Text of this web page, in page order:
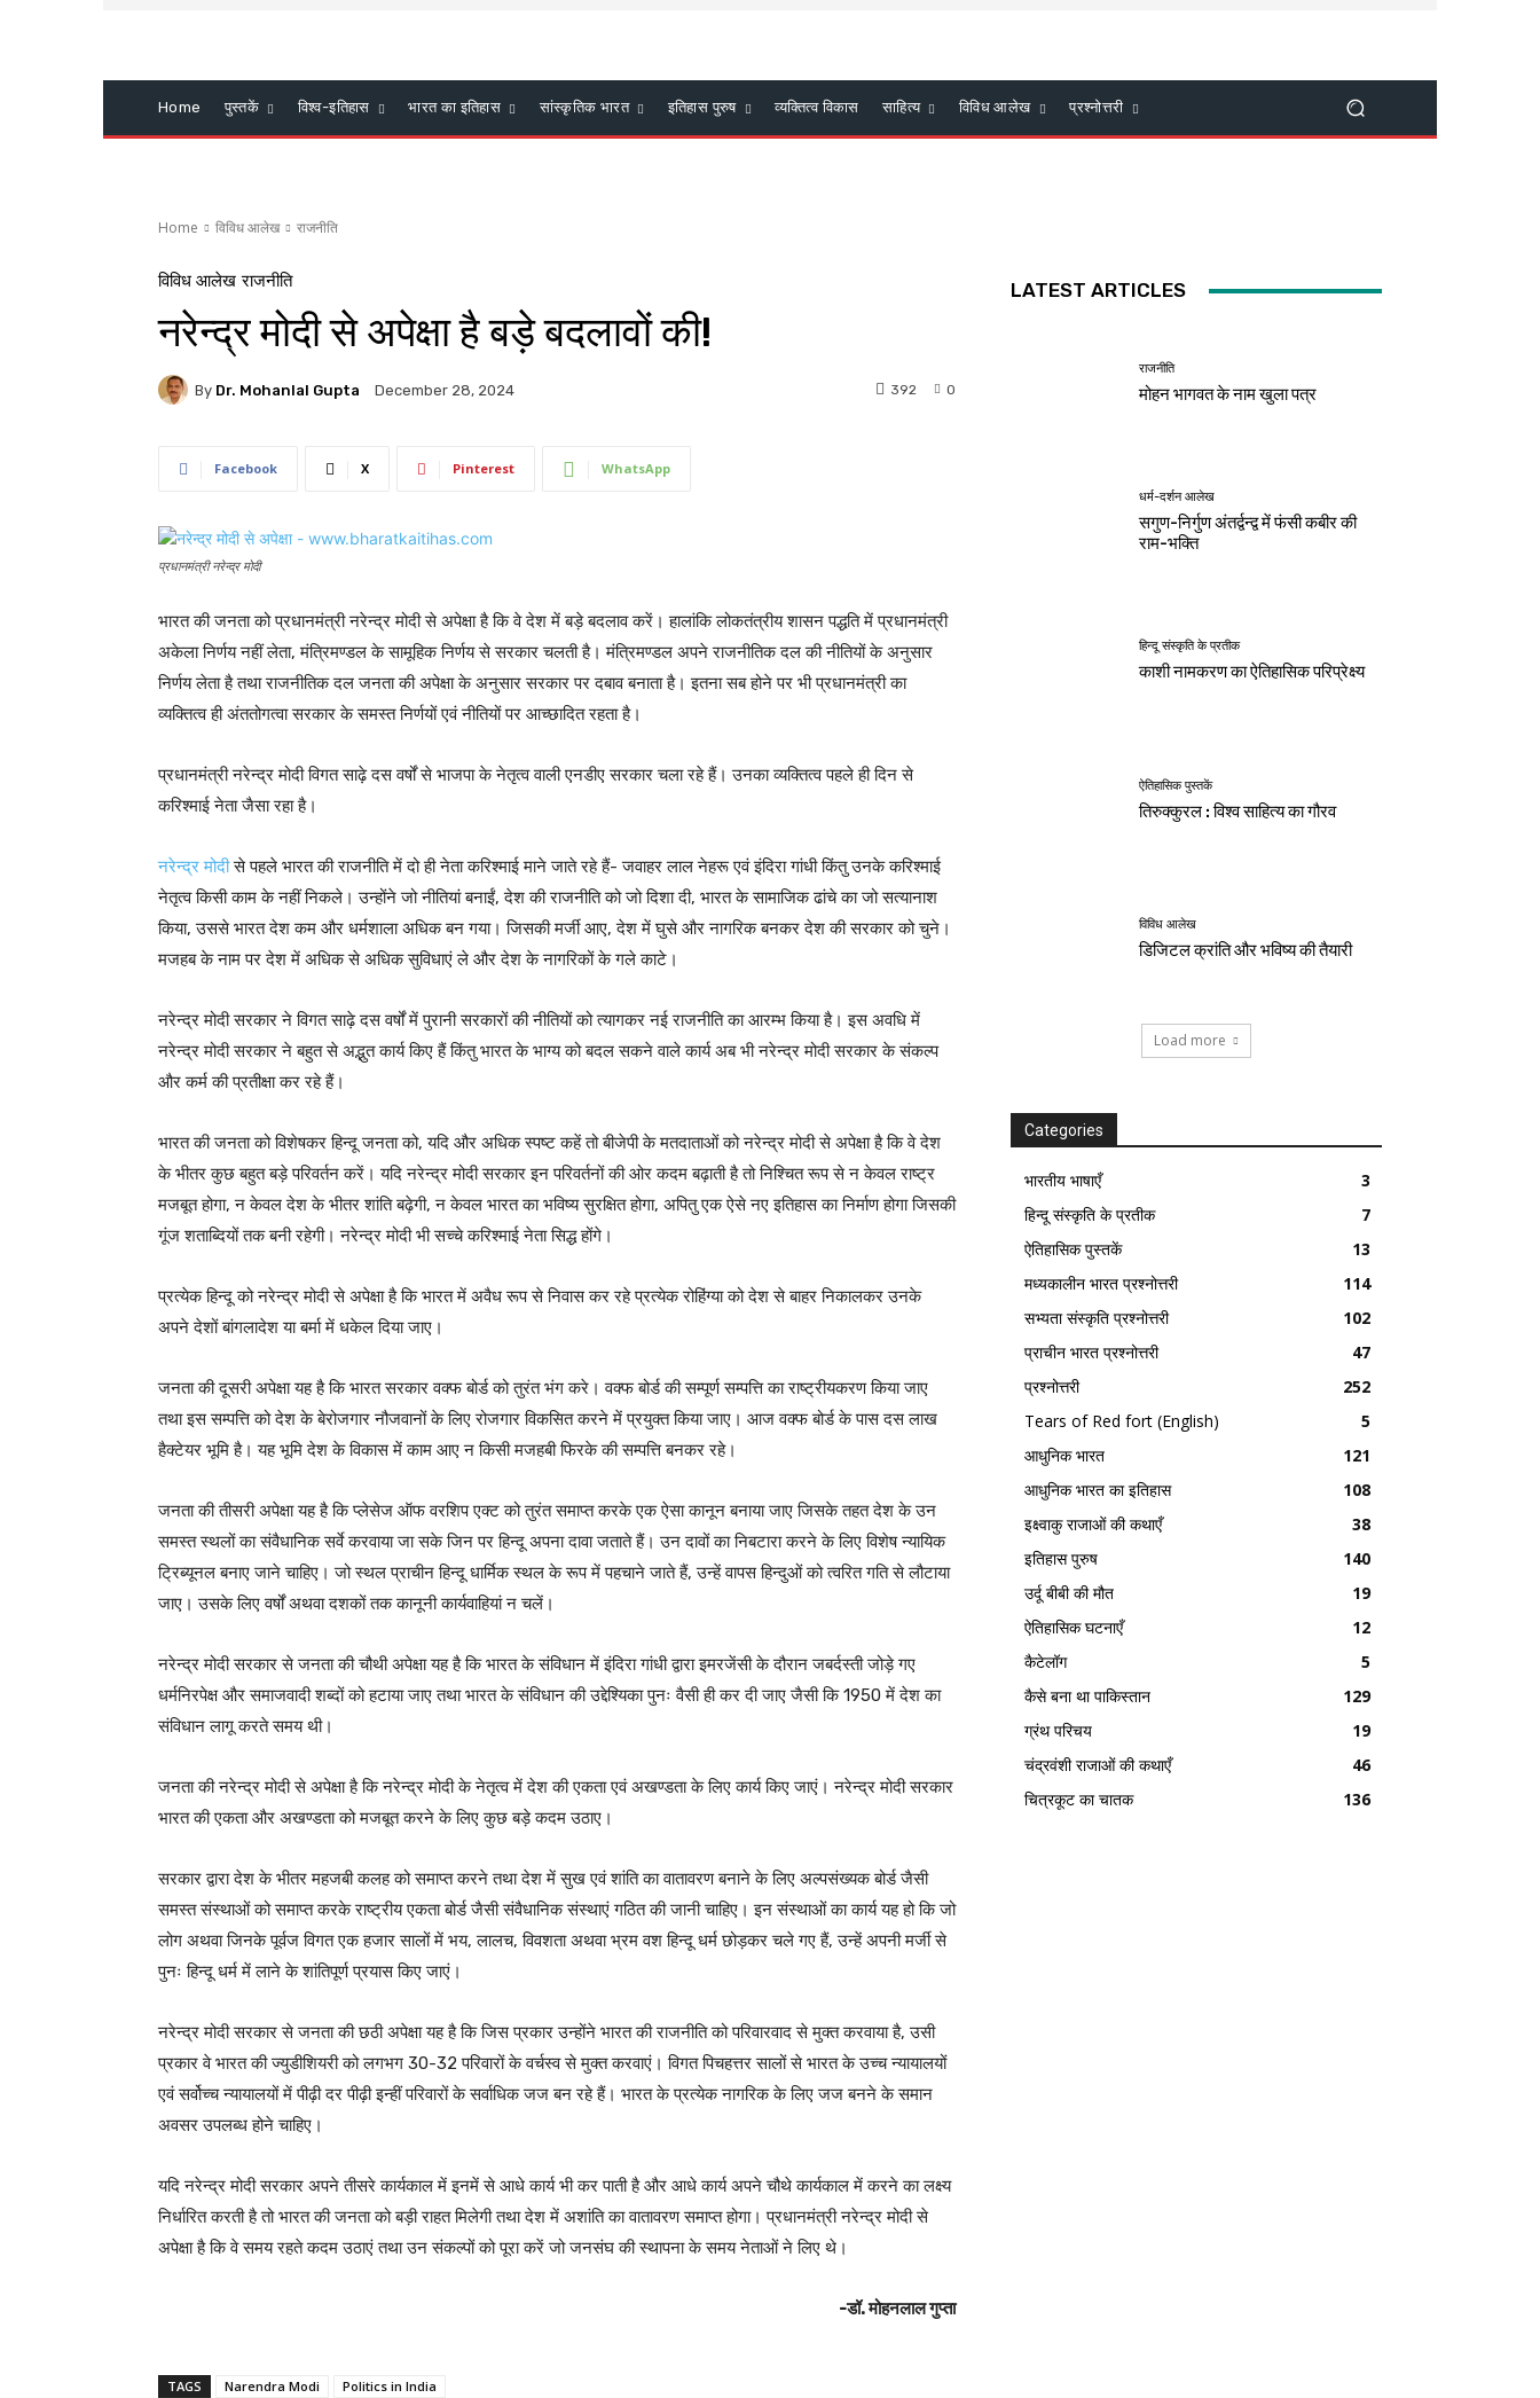
Home पुस्तकें विश्व-इतिहास भारत का इतिहास सांस्कृतिक भारत इतिहास पुरुष व्यक्तित्व विकास साहित्य विविध आलेख प्रश्नोत्तरी
Home विविध आलेख राजनीति
विविध आलेख राजनीति
नरेन्द्र मोदी से अपेक्षा है बड़े बदलावों की!
By Dr. Mohanlal Gupta December 28, 2024 0
392
Facebook X Pinterest WhatsApp
प्रधानमंत्री नरेन्द्र मोदी
भारत की जनता को प्रधानमंत्री नरेन्द्र मोदी से अपेक्षा है कि वे देश में बड़े बदलाव करें। हालांकि लोकतंत्रीय शासन पद्धति में प्रधानमंत्री
अकेला निर्णय नहीं लेता, मंत्रिमण्डल के सामूहिक निर्णय से सरकार चलती है। मंत्रिमण्डल अपने राजनीतिक दल की नीतियों के अनुसार
निर्णय लेता है तथा राजनीतिक दल जनता की अपेक्षा के अनुसार सरकार पर दबाव बनाता है। इतना सब होने पर भी प्रधानमंत्री का
व्यक्तित्व ही अंततोगत्वा सरकार के समस्त निर्णयों एवं नीतियों पर आच्छादित रहता है।
प्रधानमंत्री नरेन्द्र मोदी विगत साढ़े दस वर्षों से भाजपा के नेतृत्व वाली एनडीए सरकार चला रहे हैं। उनका व्यक्तित्व पहले ही दिन से
करिश्माई नेता जैसा रहा है।
नरेन्द्र मोदीसे पहले भारत की राजनीति में दो ही नेता करिश्माई माने जाते रहे हैं- जवाहर लाल नेहरू एवं इंदिरा गांधी किंतु उनके करिश्माई
नेतृत्व किसी काम के नहीं निकले। उन्होंने जो नीतियां बनाईं, देश की राजनीति को जो दिशा दी, भारत के सामाजिक ढांचे का जो सत्यानाश
किया, उससे भारत देश कम और धर्मशाला अधिक बन गया। जिसकी मर्जी आए, देश में घुसे और नागरिक बनकर देश की सरकार को चुने।
मजहब के नाम पर देश में अधिक से अधिक सुविधाएं ले और देश के नागरिकों के गले काटे।
नरेन्द्र मोदी सरकार ने विगत साढ़े दस वर्षों में पुरानी सरकारों की नीतियों को त्यागकर नई राजनीति का आरम्भ किया है। इस अवधि में
नरेन्द्र मोदी सरकार ने बहुत से अद्भुत कार्य किए हैं किंतु भारत के भाग्य को बदल सकने वाले कार्य अब भी नरेन्द्र मोदी सरकार के संकल्प
और कर्म की प्रतीक्षा कर रहे हैं।
भारत की जनता को विशेषकर हिन्दू जनता को, यदि और अधिक स्पष्ट कहें तो बीजेपी के मतदाताओं को नरेन्द्र मोदी से अपेक्षा है कि वे देश
के भीतर कुछ बहुत बड़े परिवर्तन करें। यदि नरेन्द्र मोदी सरकार इन परिवर्तनों की ओर कदम बढ़ाती है तो निश्चित रूप से न केवल राष्ट्र
मजबूत होगा, न केवल देश के भीतर शांति बढ़ेगी, न केवल भारत का भविष्य सुरक्षित होगा, अपितु एक ऐसे नए इतिहास का निर्माण होगा जिसकी
गूंज शताब्दियों तक बनी रहेगी। नरेन्द्र मोदी भी सच्चे करिश्माई नेता सिद्ध होंगे।
प्रत्येक हिन्दू को नरेन्द्र मोदी से अपेक्षा है कि भारत में अवैध रूप से निवास कर रहे प्रत्येक रोहिंग्या को देश से बाहर निकालकर उनके
अपने देशों बांगलादेश या बर्मा में धकेल दिया जाए।
जनता की दूसरी अपेक्षा यह है कि भारत सरकार वक्फ बोर्ड को तुरंत भंग करे। वक्फ बोर्ड की सम्पूर्ण सम्पत्ति का राष्ट्रीयकरण किया जाए
तथा इस सम्पत्ति को देश के बेरोजगार नौजवानों के लिए रोजगार विकसित करने में प्रयुक्त किया जाए। आज वक्फ बोर्ड के पास दस लाख
हैक्टेयर भूमि है। यह भूमि देश के विकास में काम आए न किसी मजहबी फिरके की सम्पत्ति बनकर रहे।
जनता की तीसरी अपेक्षा यह है कि प्लेसेज ऑफ वरशिप एक्ट को तुरंत समाप्त करके एक ऐसा कानून बनाया जाए जिसके तहत देश के उन
समस्त स्थलों का संवैधानिक सर्वे करवाया जा सके जिन पर हिन्दू अपना दावा जताते हैं। उन दावों का निबटारा करने के लिए विशेष न्यायिक
ट्रिब्यूनल बनाए जाने चाहिए। जो स्थल प्राचीन हिन्दू धार्मिक स्थल के रूप में पहचाने जाते हैं, उन्हें वापस हिन्दुओं को त्वरित गति से लौटाया
जाए। उसके लिए वर्षों अथवा दशकों तक कानूनी कार्यवाहियां न चलें।
नरेन्द्र मोदी सरकार से जनता की चौथी अपेक्षा यह है कि भारत के संविधान में इंदिरा गांधी द्वारा इमरजेंसी के दौरान जबर्दस्ती जोड़े गए
धर्मनिरपेक्ष और समाजवादी शब्दों को हटाया जाए तथा भारत के संविधान की उद्देश्यिका पुनः वैसी ही कर दी जाए जैसी कि 1950 में देश का
संविधान लागू करते समय थी।
जनता की नरेन्द्र मोदी से अपेक्षा है कि नरेन्द्र मोदी के नेतृत्व में देश की एकता एवं अखण्डता के लिए कार्य किए जाएं। नरेन्द्र मोदी सरकार
भारत की एकता और अखण्डता को मजबूत करने के लिए कुछ बड़े कदम उठाए।
सरकार द्वारा देश के भीतर महजबी कलह को समाप्त करने तथा देश में सुख एवं शांति का वातावरण बनाने के लिए अल्पसंख्यक बोर्ड जैसी
समस्त संस्थाओं को समाप्त करके राष्ट्रीय एकता बोर्ड जैसी संवैधानिक संस्थाएं गठित की जानी चाहिए। इन संस्थाओं का कार्य यह हो कि जो
लोग अथवा जिनके पूर्वज विगत एक हजार सालों में भय, लालच, विवशता अथवा भ्रम वश हिन्दू धर्म छोड़कर चले गए हैं, उन्हें अपनी मर्जी से
पुनः हिन्दू धर्म में लाने के शांतिपूर्ण प्रयास किए जाएं।
नरेन्द्र मोदी सरकार से जनता की छठी अपेक्षा यह है कि जिस प्रकार उन्होंने भारत की राजनीति को परिवारवाद से मुक्त करवाया है, उसी
प्रकार वे भारत की ज्युडीशियरी को लगभग 30-32 परिवारों के वर्चस्व से मुक्त करवाएं। विगत पिचहत्तर सालों से भारत के उच्च न्यायालयों
एवं सर्वोच्च न्यायालयों में पीढ़ी दर पीढ़ी इन्हीं परिवारों के सर्वाधिक जज बन रहे हैं। भारत के प्रत्येक नागरिक के लिए जज बनने के समान
अवसर उपलब्ध होने चाहिए।
यदि नरेन्द्र मोदी सरकार अपने तीसरे कार्यकाल में इनमें से आधे कार्य भी कर पाती है और आधे कार्य अपने चौथे कार्यकाल में करने का लक्ष्य
निर्धारित करती है तो भारत की जनता को बड़ी राहत मिलेगी तथा देश में अशांति का वातावरण समाप्त होगा। प्रधानमंत्री नरेन्द्र मोदी से
अपेक्षा है कि वे समय रहते कदम उठाएं तथा उन संकल्पों को पूरा करें जो जनसंघ की स्थापना के समय नेताओं ने लिए थे।
-डॉ. मोहनलाल गुप्ता
TAGS Narendra Modi Politics in India
LATEST ARTICLES
राजनीति
मोहन भागवत के नाम खुला पत्र
धर्म-दर्शन आलेख
सगुण-निर्गुण अंतर्द्वन्द्व में फंसी कबीर की
राम-भक्ति
हिन्दू संस्कृति के प्रतीक
काशी नामकरण का ऐतिहासिक परिप्रेक्ष्य
ऐतिहासिक पुस्तकें
तिरुक्कुरल : विश्व साहित्य का गौरव
विविध आलेख
डिजिटल क्रांति और भविष्य की तैयारी
Load more
Categories
भारतीय भाषाएँ
3
हिन्दू संस्कृति के प्रतीक
7
ऐतिहासिक पुस्तकें
13
मध्यकालीन भारत प्रश्नोत्तरी
114
सभ्यता संस्कृति प्रश्नोत्तरी
102
प्राचीन भारत प्रश्नोत्तरी
47
प्रश्नोत्तरी
252
Tears of Red fort (English)
5
आधुनिक भारत
121
आधुनिक भारत का इतिहास
108
इक्ष्वाकु राजाओं की कथाएँ
38
इतिहास पुरुष
140
उर्दू बीबी की मौत
19
ऐतिहासिक घटनाएँ
12
कैटेलॉग
5
कैसे बना था पाकिस्तान
129
ग्रंथ परिचय
19
चंद्रवंशी राजाओं की कथाएँ
46
चित्रकूट का चातक
136